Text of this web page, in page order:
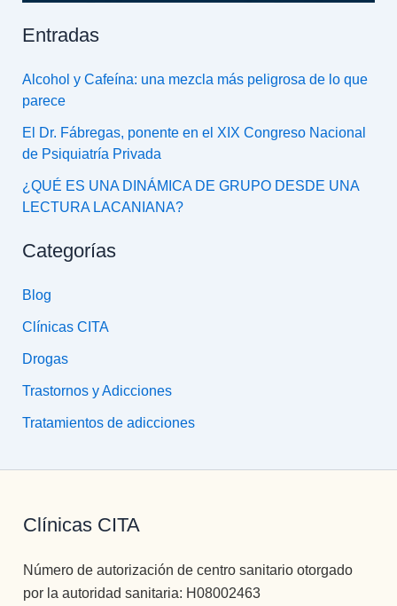
Entradas
Alcohol y Cafeína: una mezcla más peligrosa de lo que
parece
El Dr. Fábregas, ponente en el XIX Congreso Nacional
de Psiquiatría Privada
¿QUÉ ES UNA DINÁMICA DE GRUPO DESDE UNA
LECTURA LACANIANA?
Categorías
Blog
Clínicas CITA
Drogas
Trastornos y Adicciones
Tratamientos de adicciones
Clínicas CITA
Número de autorización de centro sanitario otorgado
por la autoridad sanitaria: H08002463